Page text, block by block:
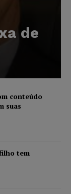
de
conteúdo
suas
tem